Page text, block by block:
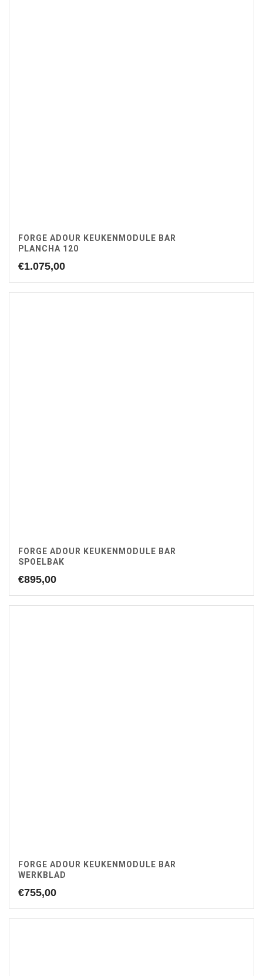
FORGE ADOUR KEUKENMODULE BAR
PLANCHA 120
€1.075,00
FORGE ADOUR KEUKENMODULE BAR
SPOELBAK
€895,00
FORGE ADOUR KEUKENMODULE BAR
WERKBLAD
€755,00